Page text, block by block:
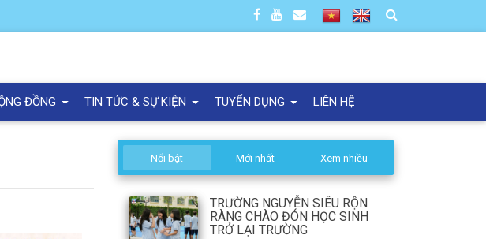
ĐỒNG TIN TỨC & SỰ KIỆN TUYỂN DỤNG LIÊN HỆ
Nổi bật Mới nhất Xem nhiều
TRƯỜNG NGUYỄN SIÊU RỘN
RÀNG CHÀO ĐÓN HỌC SINH
TRỞ LẠI TRƯỜNG